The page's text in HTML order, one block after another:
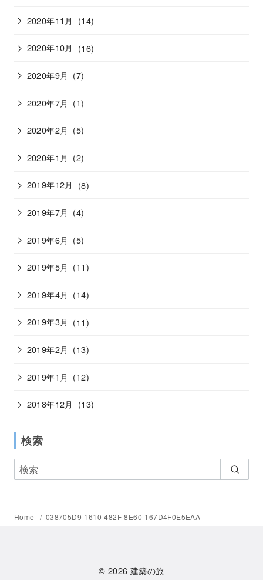
2020年11月 (14)
2020年10月 (16)
2020年9月 (7)
2020年7月 (1)
2020年2月 (5)
2020年1月 (2)
2019年12月 (8)
2019年7月 (4)
2019年6月 (5)
2019年5月 (11)
2019年4月 (14)
2019年3月 (11)
2019年2月 (13)
2019年1月 (12)
2018年12月 (13)
検索
Home 038705D9-1610-482F-8E60-167D4F0E5EAA
© 2026建築の旅